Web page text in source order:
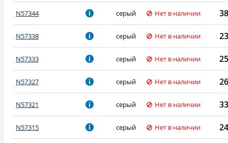
N57344 серый Нет в наличии
N57338 серый Нет в наличии
N57333 серый Нет в наличии
N57327 серый Нет в наличии
N57321 серый Нет в наличии
N57315 серый Нет в наличии